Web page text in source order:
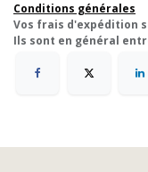
Conditions générales
Vos frais d'expédition
Ils sont en général